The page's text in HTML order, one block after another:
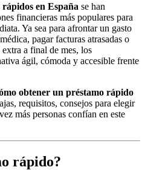
rápidos en España se han
financieras más populares para
Ya sea para afrontar un gasto
pagar facturas atrasadas o
a final de mes, los
ágil, cómoda y accesible frente
obtener un préstamo rápido
requisitos, consejos para elegir
más personas confían en este
rápido?